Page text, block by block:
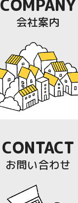
COMPANY
会社案内
CONTACT
お問い合わせ